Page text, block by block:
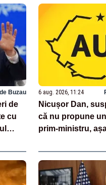
Buzau
de
cu
6 aug. 2026, 11:24
Nicușor Dan,
că nu propune
prim-ministru,